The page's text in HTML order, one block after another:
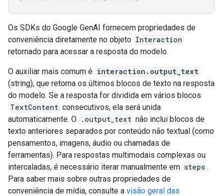
Os SDKs do Google GenAI fornecem propriedades de
conveniência diretamente no objeto Interaction
retornado para acessar a resposta do modelo.
O auxiliar mais comum é interaction.output_text
(string), que retorna os últimos blocos de texto na resposta
do modelo. Se a resposta for dividida em vários blocos
TextContent consecutivos, ela será unida
automaticamente. O .output_text não inclui blocos de
texto anteriores separados por conteúdo não textual (como
pensamentos, imagens, áudio ou chamadas de
ferramentas). Para respostas multimodais complexas ou
intercaladas, é necessário iterar manualmente em steps .
Para saber mais sobre outras propriedades de
conveniência de mídia, consulte a visão geral das